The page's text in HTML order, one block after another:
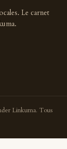
Le carnet
Linkuma. Tous